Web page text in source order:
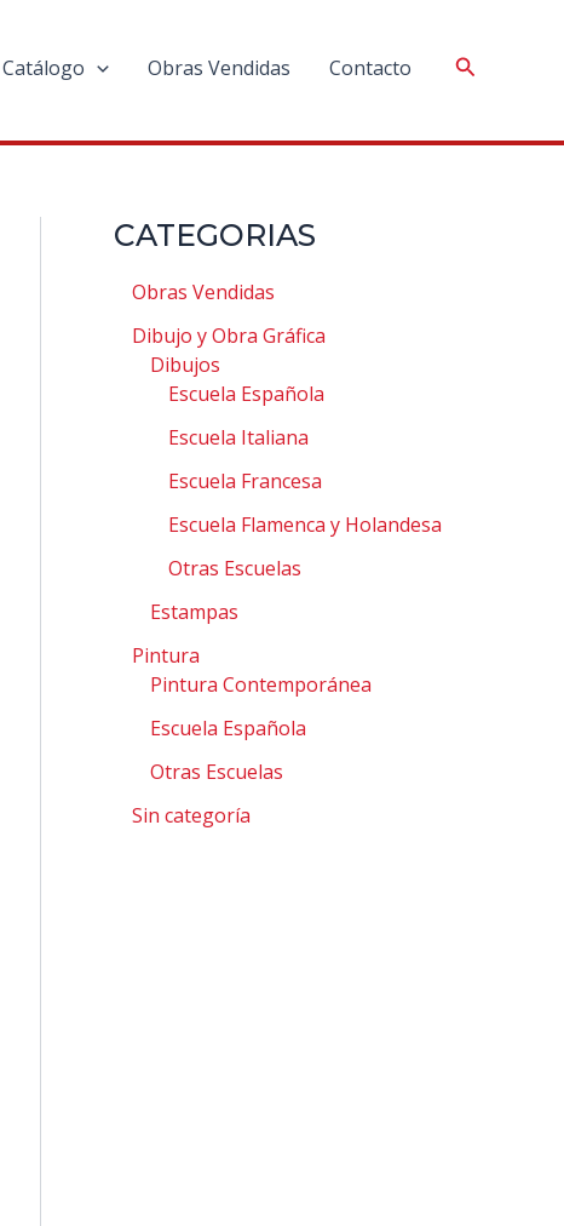
Catálogo Obras Vendidas Contacto
CATEGORIAS
Obras Vendidas
Dibujo y Obra Gráfica
Dibujos
Escuela Española
Escuela Italiana
Escuela Francesa
Escuela Flamenca y Holandesa
Otras Escuelas
Estampas
Pintura
Pintura Contemporánea
Escuela Española
Otras Escuelas
Sin categoría